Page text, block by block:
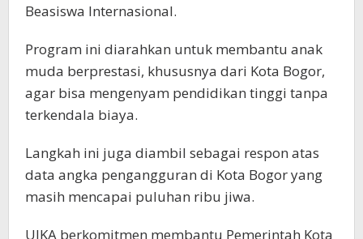
Beasiswa Internasional.
Program ini diarahkan untuk membantu anak
muda berprestasi, khususnya dari Kota Bogor,
agar bisa mengenyam pendidikan tinggi tanpa
terkendala biaya.
​Langkah ini juga diambil sebagai respon atas
data angka pengangguran di Kota Bogor yang
masih mencapai puluhan ribu jiwa.
UIKA berkomitmen membantu Pemerintah Kota